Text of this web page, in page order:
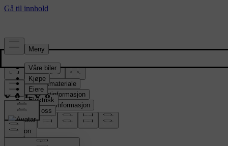
Presserom
Pressemateriale
Produktinformasjon
Selskapsinformasjon
Mediekontakter
location:
NO